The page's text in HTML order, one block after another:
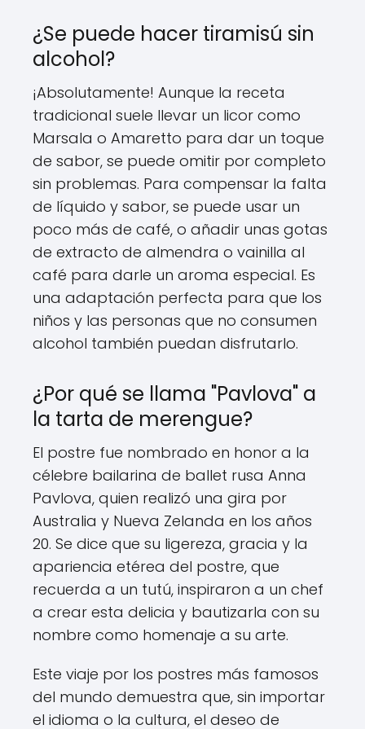
¿Se puede hacer tiramisú sin
alcohol?
¡Absolutamente! Aunque la receta
tradicional suele llevar un licor como
Marsala o Amaretto para dar un toque
de sabor, se puede omitir por completo
sin problemas. Para compensar la falta
de líquido y sabor, se puede usar un
poco más de café, o añadir unas gotas
de extracto de almendra o vainilla al
café para darle un aroma especial. Es
una adaptación perfecta para que los
niños y las personas que no consumen
alcohol también puedan disfrutarlo.
¿Por qué se llama "Pavlova" a
la tarta de merengue?
El postre fue nombrado en honor a la
célebre bailarina de ballet rusa Anna
Pavlova, quien realizó una gira por
Australia y Nueva Zelanda en los años
20. Se dice que su ligereza, gracia y la
apariencia etérea del postre, que
recuerda a un tutú, inspiraron a un chef
a crear esta delicia y bautizarla con su
nombre como homenaje a su arte.
Este viaje por los postres más famosos
del mundo demuestra que, sin importar
el idioma o la cultura, el deseo de